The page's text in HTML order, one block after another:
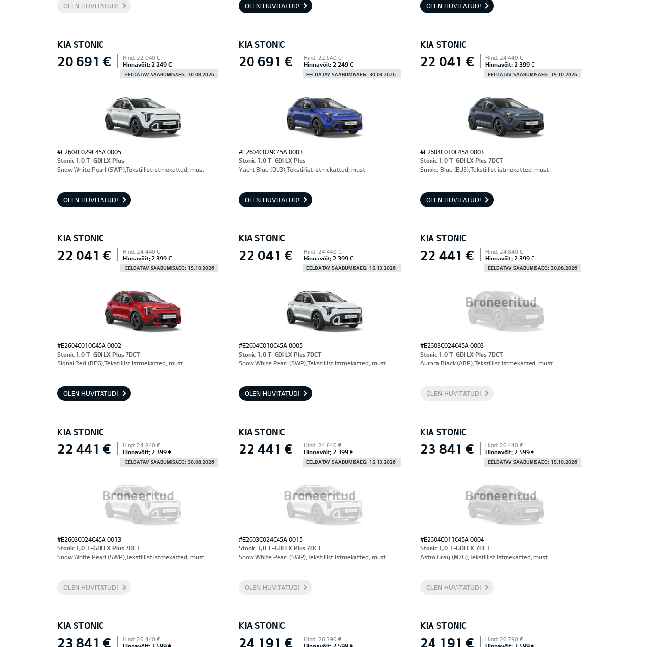
OLEN HUVITATUD! OLEN HUVITATUD! OLEN HUVITATUD!
KIA STONIC
20 691 € Hind: 22 940 €
Hinnavõit: 2 249 €
EELDATAV SAABUMISAEG: 30.08.2026
#E2604C029C45A 0005
Stonic 1,0 T-GDI LX Plus
Snow White Pearl (SWP),Tekstiilist istmekatted, must
OLEN HUVITATUD!
KIA STONIC
20 691 € Hind: 22 940 €
Hinnavõit: 2 249 €
EELDATAV SAABUMISAEG: 30.08.2026
#E2604C029C45A 0003
Stonic 1,0 T-GDI LX Plus
Yacht Blue (DU3),Tekstiilist istmekatted, must
OLEN HUVITATUD!
KIA STONIC
22 041 € Hind: 24 440 €
Hinnavõit: 2 399 €
EELDATAV SAABUMISAEG: 15.10.2026
#E2604C010C45A 0003
Stonic 1,0 T-GDI LX Plus 7DCT
Smoke Blue (EU3),Tekstiilist istmekatted, must
OLEN HUVITATUD!
KIA STONIC
22 041 € Hind: 24 440 €
Hinnavõit: 2 399 €
EELDATAV SAABUMISAEG: 15.10.2026
#E2604C010C45A 0002
Stonic 1,0 T-GDI LX Plus 7DCT
Signal Red (BEG),Tekstiilist istmekatted, must
OLEN HUVITATUD!
KIA STONIC
22 041 € Hind: 24 440 €
Hinnavõit: 2 399 €
EELDATAV SAABUMISAEG: 15.10.2026
#E2604C010C45A 0005
Stonic 1,0 T-GDI LX Plus 7DCT
Snow White Pearl (SWP),Tekstiilist istmekatted, must
OLEN HUVITATUD!
KIA STONIC
Broneeritud
22 441 € Hind: 24 840 €
Hinnavõit: 2 399 €
EELDATAV SAABUMISAEG: 30.08.2026
#E2603C024C45A 0003
Stonic 1,0 T-GDI LX Plus 7DCT
Aurora Black (ABP),Tekstiilist istmekatted, must
OLEN HUVITATUD!
KIA STONIC
Broneeritud
22 441 € Hind: 24 840 €
Hinnavõit: 2 399 €
EELDATAV SAABUMISAEG: 30.08.2026
#E2603C024C45A 0013
Stonic 1,0 T-GDI LX Plus 7DCT
Snow White Pearl (SWP),Tekstiilist istmekatted, must
OLEN HUVITATUD!
KIA STONIC
Broneeritud
22 441 € Hind: 24 840 €
Hinnavõit: 2 399 €
EELDATAV SAABUMISAEG: 15.10.2026
#E2603C024C45A 0015
Stonic 1,0 T-GDI LX Plus 7DCT
Snow White Pearl (SWP),Tekstiilist istmekatted, must
OLEN HUVITATUD!
KIA STONIC
Broneeritud
23 841 € Hind: 26 440 €
Hinnavõit: 2 599 €
EELDATAV SAABUMISAEG: 15.10.2026
#E2604C011C45A 0004
Stonic 1,0 T-GDI EX 7DCT
Astro Gray (M7G),Tekstiilist istmekatted, must
OLEN HUVITATUD!
KIA STONIC
23 841 € Hind: 26 440 €
Hinnavõit: 2 599 €
KIA STONIC
24 191 € Hind: 26 790 €
Hinnavõit: 2 599 €
KIA STONIC
24 191 € Hind: 26 790 €
Hinnavõit: 2 599 €